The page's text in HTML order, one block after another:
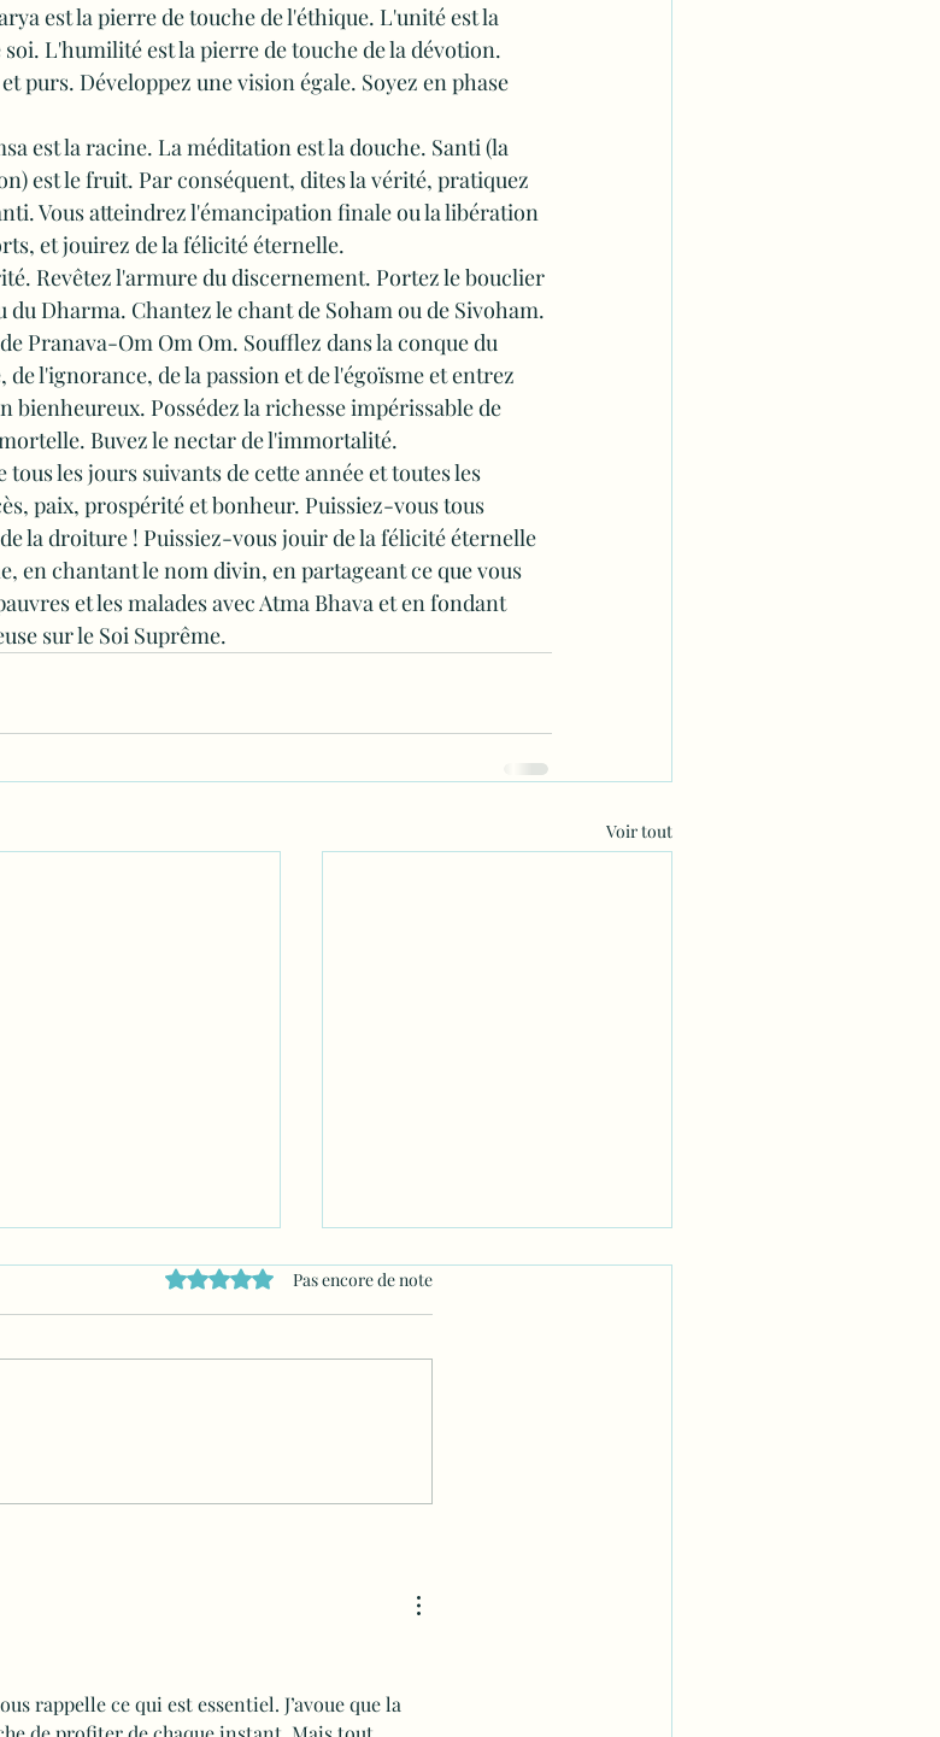
est la pierre de touche de l'éthique. L'unité est la
L'humilité est la pierre de touche de la dévotion.
purs. Développez une vision égale. Soyez en phase
est la racine. La méditation est la douche. Santi (la
est le fruit. Par conséquent, dites la vérité, pratiquez
Vous atteindrez l'émancipation finale ou la libération
et jouirez de la félicité éternelle.
Revêtez l'armure du discernement. Portez le bouclier
du Dharma. Chantez le chant de Soham ou de Sivoham.
Pranava-Om Om Om. Soufflez dans la conque du
l'ignorance, de la passion et de l'égoïsme et entrez
Possédez la richesse impérissable de
Buvez le nectar de l'immortalité.
les jours suivants de cette année et toutes les
paix, prospérité et bonheur. Puissiez-vous tous
la droiture ! Puissiez-vous jouir de la félicité éternelle
en chantant le nom divin, en partageant ce que vous
et les malades avec Atma Bhava et en fondant
sur le Soi Suprême.
Voir tout
son corps
postural
Noté 0 étoile sur 5.Pas encore de note
rappelle ce qui est essentiel. J’avoue que la